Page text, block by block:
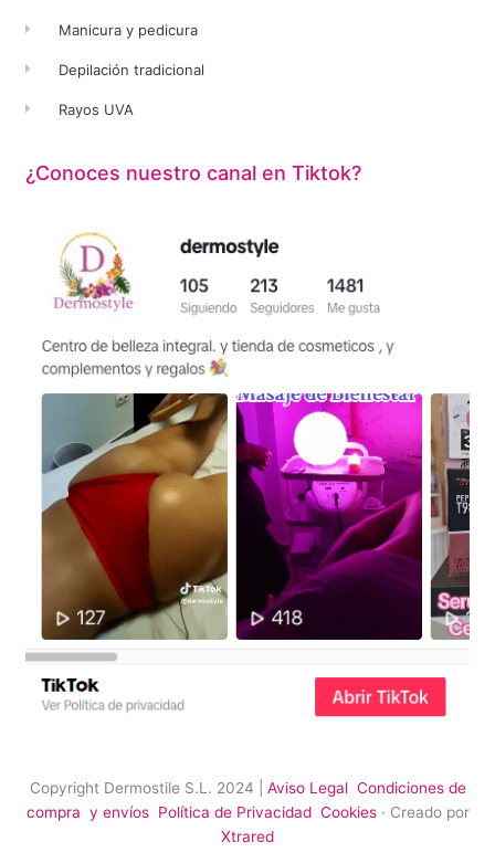
Manicura y pedicura
Depilación tradicional
Rayos UVA
¿Conoces nuestro canal en Tiktok?
Copyright Dermostile S.L. 2024 | Aviso Legal Condiciones de
compra y envíos Política de Privacidad Cookies· Creado por
Xtrared